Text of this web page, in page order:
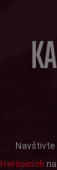
Navštivte
Heršpicích